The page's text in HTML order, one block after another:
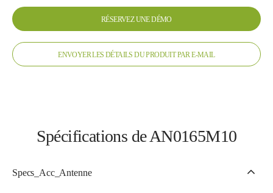
RÉSERVEZ UNE DÉMO
ENVOYER LES DÉTAILS DU PRODUIT PAR E-MAIL
Spécifications de AN0165M10
Specs_Acc_Antenne